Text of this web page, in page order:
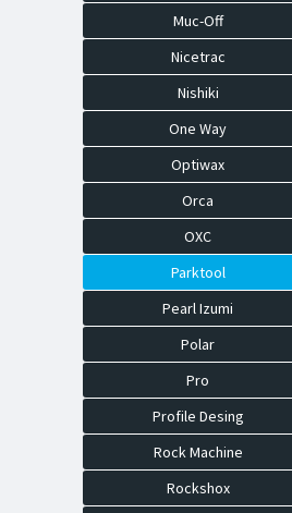
Muc-Off
Nicetrac
Nishiki
One Way
Optiwax
Orca
OXC
Parktool
Pearl Izumi
Polar
Pro
Profile Desing
Rock Machine
Rockshox